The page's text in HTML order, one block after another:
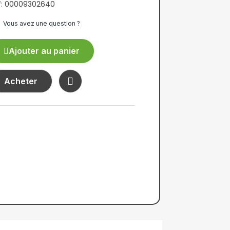
00009302640
Vous avez une question ?
Ajouter au panier
Acheter